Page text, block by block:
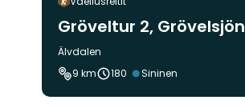
Gröveltur 2, Grövelsjön
Kunta:
Älvdalen
9 km
180 Vaikeustaso:
Sininen